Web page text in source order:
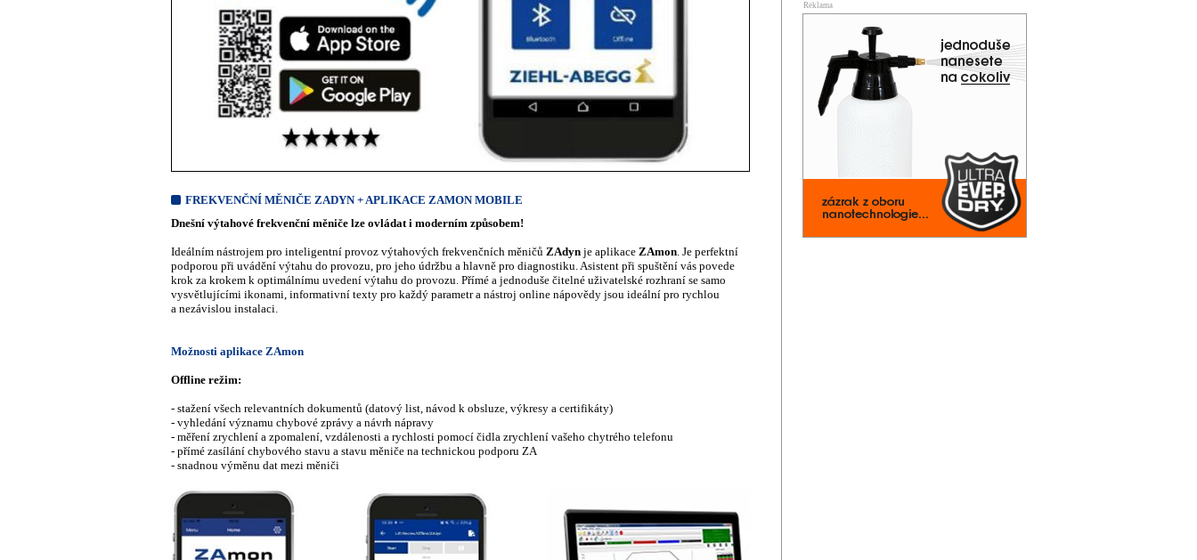
FREKVENČNÍ MĚNIČE ZADYN + APLIKACE ZAMON MOBILE
Dnešní výtahové frekvenční měniče lze ovládat i moderním způsobem!
Ideálním nástrojem pro inteligentní provoz výtahových frekvenčních měničů ZAdyn je aplikace ZAmon. Je perfektní
podporou při uvádění výtahu do provozu, pro jeho údržbu a hlavně pro diagnostiku. Asistent při spuštění vás povede
krok za krokem k optimálnímu uvedení výtahu do provozu. Přímé a jednoduše čitelné uživatelské rozhraní se samo
vysvětlujícími ikonami, informativní texty pro každý parametr a nástroj online nápovědy jsou ideální pro rychlou
a nezávislou instalaci.
Možnosti aplikace ZAmon
Offline režim:
- stažení všech relevantních dokumentů (datový list, návod k obsluze, výkresy a certifikáty)
- vyhledání významu chybové zprávy a návrh nápravy
- měření zrychlení a zpomalení, vzdálenosti a rychlosti pomocí čidla zrychlení vašeho chytrého telefonu
- přímé zasílání chybového stavu a stavu měniče na technickou podporu ZA
- snadnou výměnu dat mezi měniči
Reklama